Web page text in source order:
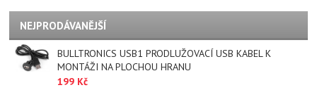
NEJPRODÁVANĚJŠÍ
BULLTRONICS USB1 PRODLUŽOVACÍ USB KABEL K
MONTÁŽI NA PLOCHOU HRANU
199 Kč